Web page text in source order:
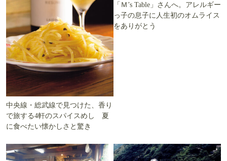
中央線・総武線で見つけた、香り
で旅する4軒のスパイスめし 夏
に食べたい懐かしさと驚き
「Ｍ’s Table」さんへ。アレルギー
っ子の息子に人生初のオムライス
をありがとう